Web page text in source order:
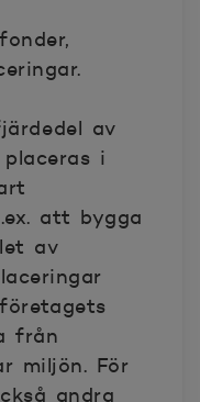
av
i
att bygga
av
från
miljön. För
andra